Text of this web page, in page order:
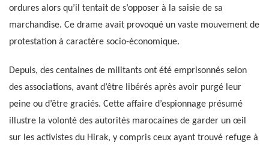
ordures alors qu’il tentait de s’opposer à la saisie de sa
marchandise. Ce drame avait provoqué un vaste mouvement de
protestation à caractère socio-économique.
Depuis, des centaines de militants ont été emprisonnés selon
des associations, avant d’être libérés après avoir purgé leur
peine ou d’être graciés. Cette affaire d’espionnage présumé
illustre la volonté des autorités marocaines de garder un œil
sur les activistes du Hirak, y compris ceux ayant trouvé refuge à